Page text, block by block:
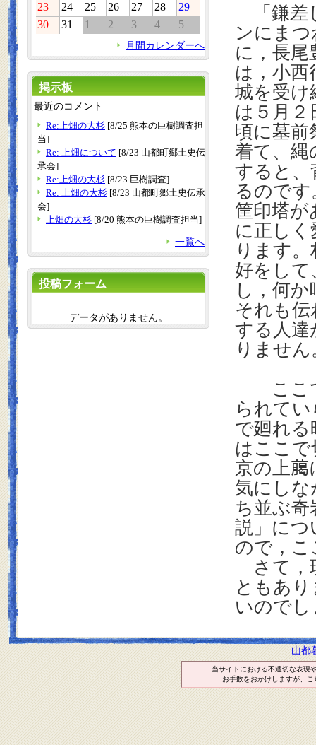
「鎌差
ンにま
に，長尾
は，小西
城を受け
は５月２
頃に墓前
着て、縄
すると、
るので
筐印塔が
に正しく
ります
好をして
し，何
それも
する人達
りません
ここで
られて
で廻れる
はここ
京の上﨟
気にしな
ち並ぶ奇
説」につ
ので，
さて，
ともあ
いので
23
24 25 26 27 28
29
30
31 1 2 3 4 5
月間カレンダーへ
掲示板
最近のコメント
Re:上畑の大杉 [8/25 熊本の巨樹調査担
当]
Re: 上畑について [8/23 山都町郷土史伝
承会]
Re:上畑の大杉 [8/23 巨樹調査]
Re: 上畑の大杉 [8/23 山都町郷土史伝承
会]
上畑の大杉 [8/20 熊本の巨樹調査担当]
一覧へ
投稿フォーム
データがありません。
山都
当サイトにおける不適切な表現
お手数をおかけしますが、こ